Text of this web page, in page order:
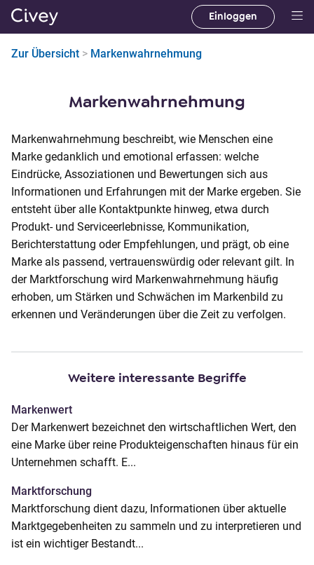
u
t
e
Einloggen
Zur Übersicht > Markenwahrnehmung
Markenwahrnehmung
Markenwahrnehmung beschreibt, wie Menschen eine
Marke gedanklich und emotional erfassen: welche
Eindrücke, Assoziationen und Bewertungen sich aus
Informationen und Erfahrungen mit der Marke ergeben. Sie
entsteht über alle Kontaktpunkte hinweg, etwa durch
Produkt- und Serviceerlebnisse, Kommunikation,
Berichterstattung oder Empfehlungen, und prägt, ob eine
Marke als passend, vertrauenswürdig oder relevant gilt. In
der Marktforschung wird Markenwahrnehmung häufig
erhoben, um Stärken und Schwächen im Markenbild zu
erkennen und Veränderungen über die Zeit zu verfolgen.
Weitere interessante Begriffe
Markenwert
Der Markenwert bezeichnet den wirtschaftlichen Wert, den
eine Marke über reine Produkteigenschaften hinaus für ein
Unternehmen schafft. E...
Marktforschung
Marktforschung dient dazu, Informationen über aktuelle
Marktgegebenheiten zu sammeln und zu interpretieren und
ist ein wichtiger Bestandt...